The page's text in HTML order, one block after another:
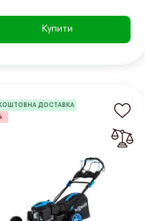
Купити
ДОСТАВКА